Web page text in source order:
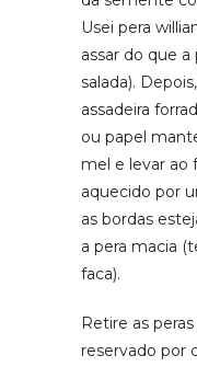
Usei pera
assar do que
salada).
assadeira
ou papel
mel e levar ao
aquecido por
as bordas
a pera macia
faca).
Retire as
reservado por